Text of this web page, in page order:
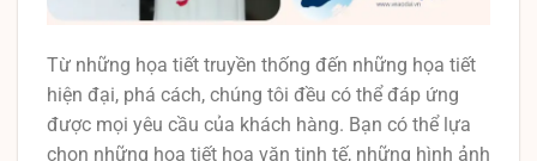
Từ những họa tiết truyền thống đến những họa tiết
hiện đại, phá cách, chúng tôi đều có thể đáp ứng
được mọi yêu cầu của khách hàng. Bạn có thể lựa
chọn những họa tiết hoa văn tinh tế, những hình ảnh